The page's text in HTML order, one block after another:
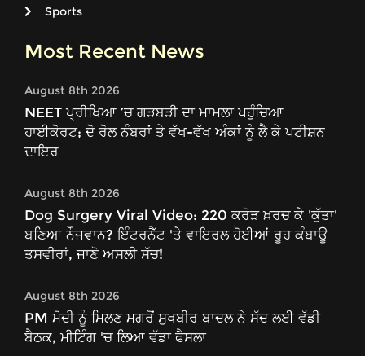
Sports
Most Recent News
August 8th 2026
NEET ਪ੍ਰੀਖਿਆ ’ਚ ਗੜਬੜੀ ਦਾ ਮਾਮਲਾ ਪਹੁੰਚਿਆ
ਹਾਈਕੋਰਟ; ਦੋ ਰੋਲ ਨੰਬਰਾਂ ਤੇ ਵੱਖ-ਵੱਖ ਅੰਕਾਂ ਨੂੰ ਲੈ ਕੇ ਪਟੀਸ਼ਨ
ਦਾਇਰ
August 8th 2026
Dog Surgery Viral Video: 220 ਕਰੋੜ ਖ਼ਰਚ ਕੇ 'ਕੁੱਤਾ'
ਬਣਿਆ ਨੌਜਵਾਨ? ਇੰਟਰਨੈੱਟ 'ਤੇ ਵਾਇਰਲ ਹੋਈਆਂ ਰੂਹ ਕੰਬਾਊ
ਤਸਵੀਰਾਂ, ਜਾਣੋ ਅਸਲੀ ਸੱਚ!
August 8th 2026
PM ਮੋਦੀ ਨੂੰ ਮਿਲਣ ਮਗਰੋਂ ਸੁਖਬੀਰ ਬਾਦਲ ਨੇ ਸੱਦ ਲਈ ਵੱਡੀ
ਬੈਠਕ, ਮੀਟਿੰਗ 'ਚ ਲਿਆ ਵੱਡਾ ਫੈਸਲਾ